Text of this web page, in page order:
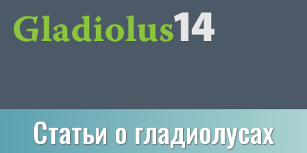
Статьи о гладиолусах